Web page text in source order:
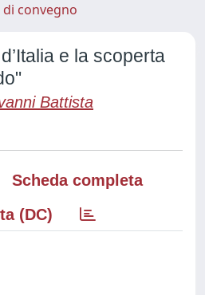
convegno
e la scoperta
Battista
Scheda completa
(DC)